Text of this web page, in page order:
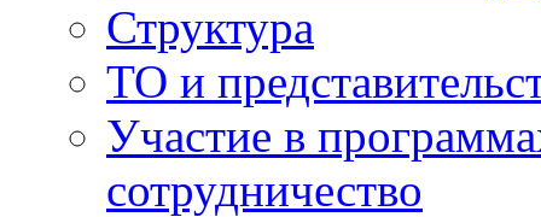
Структура
ТО и
Участие в
сотрудничество